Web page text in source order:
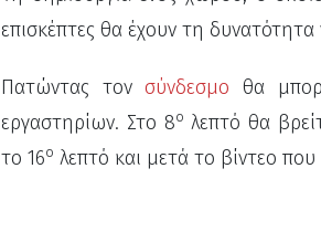
επισκέπτες θα έχουν τη
Πατώντας τονσύνδεσμο θα
εργαστηρίων. Στο 8ο λεπτό θα
το 16ο λεπτό και μετά το βίντεο